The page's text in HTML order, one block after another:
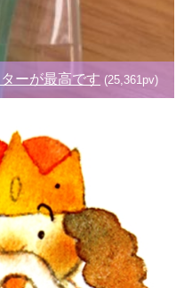
ーが最高です (25,361pv)